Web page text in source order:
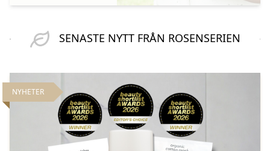
SENASTE NYTT FRÅN ROSENSERIEN
NYHETER